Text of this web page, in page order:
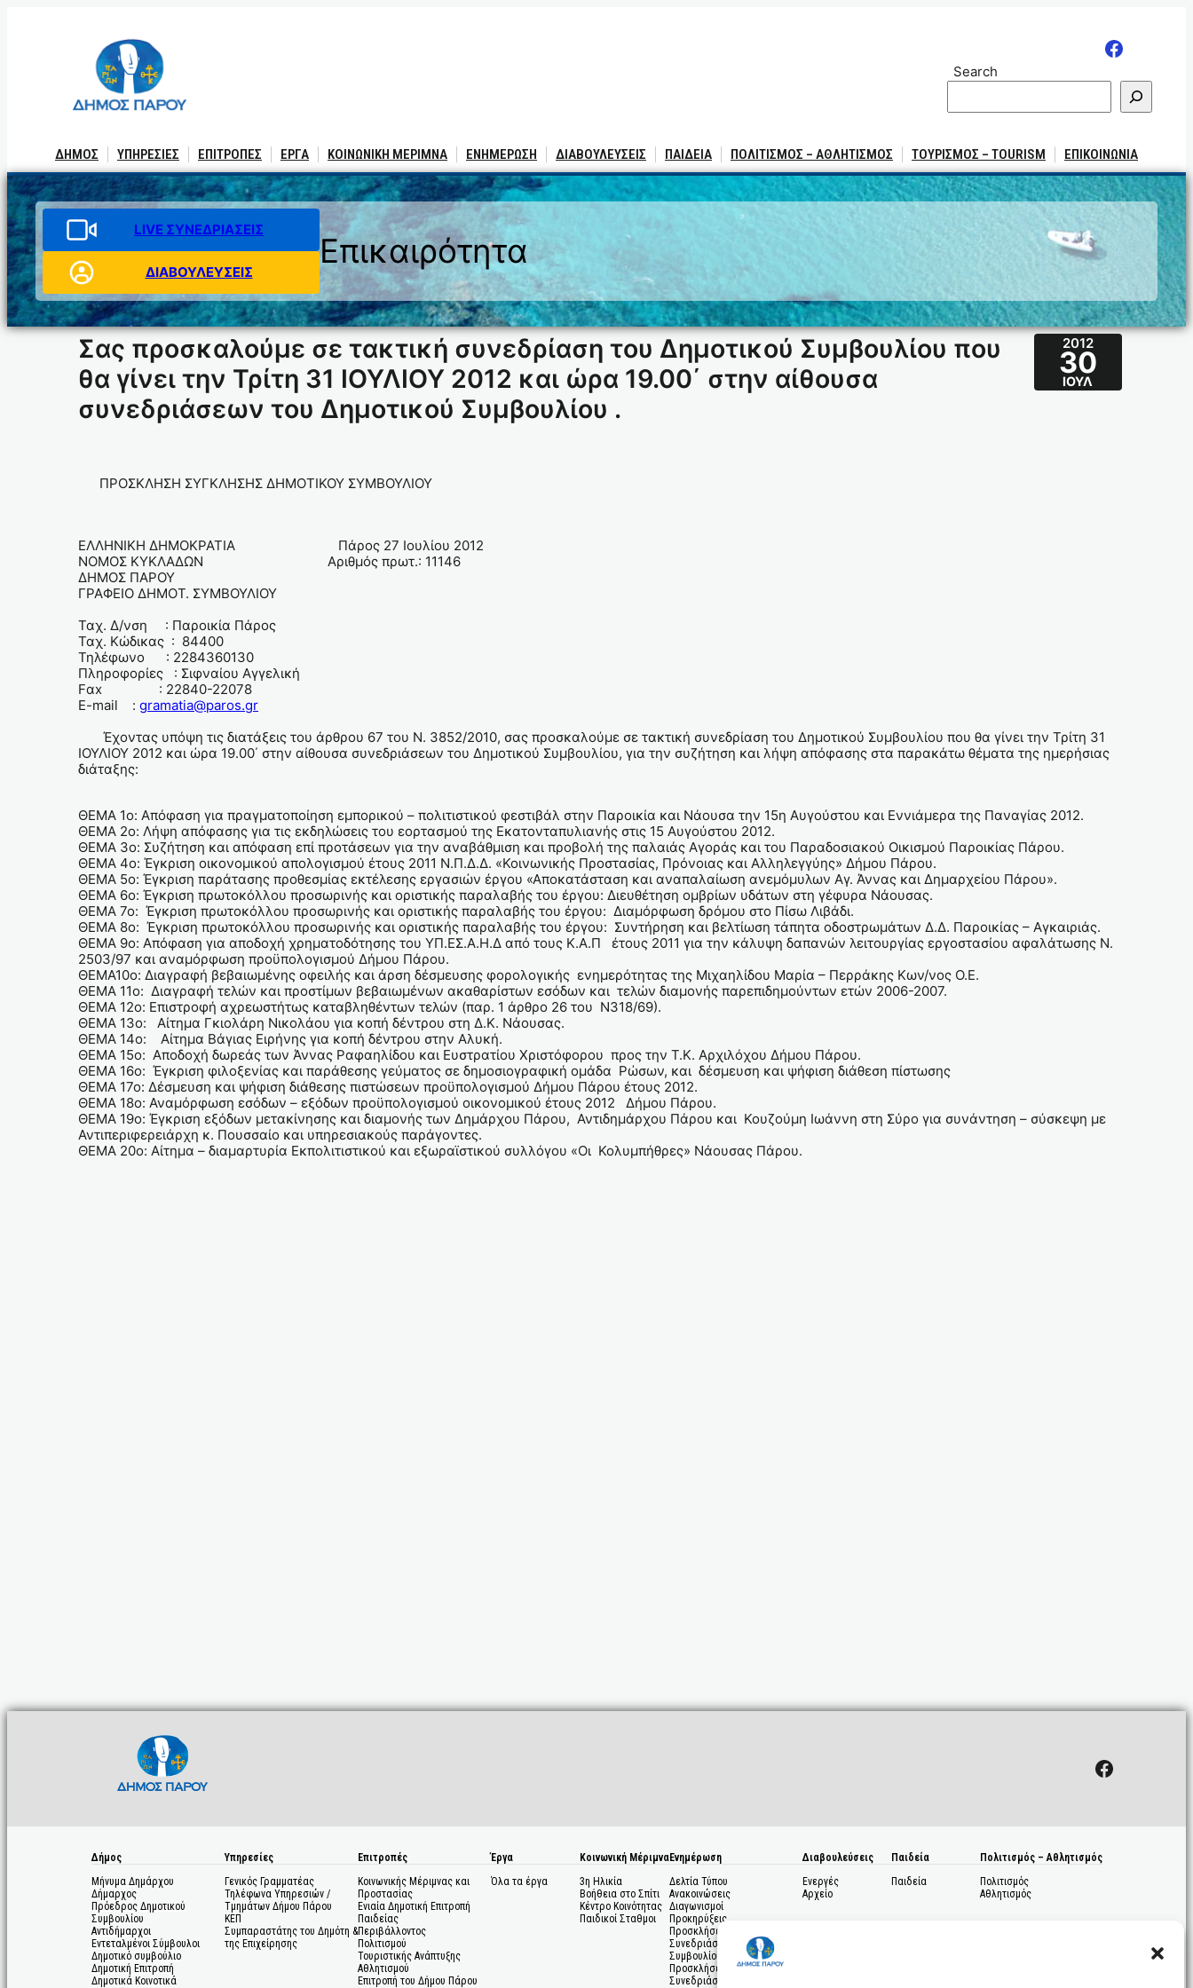
Search
ΔΗΜΟΣ ΥΠΗΡΕΣΙΕΣ ΕΠΙΤΡΟΠΕΣ ΕΡΓΑ ΚΟΙΝΩΝΙΚΗ ΜΕΡΙΜΝΑ ΕΝΗΜΕΡΩΣΗ ΔΙΑΒΟΥΛΕΥΣΕΙΣ ΠΑΙΔΕΙΑ ΠΟΛΙΤΙΣΜΟΣ – ΑΘΛΗΤΙΣΜΟΣ ΤΟΥΡΙΣΜΟΣ – TOURISM ΕΠΙΚΟΙΝΩΝΙΑ
LIVE ΣΥΝΕΔΡΙΑΣΕΙΣ
ΔΙΑΒΟΥΛΕΥΣΕΙΣ
Επικαιρότητα
Σας προσκαλούμε σε τακτική συνεδρίαση του Δημοτικού Συμβουλίου που
θα γίνει την Τρίτη 31 ΙΟΥΛΙΟΥ 2012 και ώρα 19.00΄ στην αίθουσα
συνεδριάσεων του Δημοτικού Συμβουλίου .
2012
30
ΙΟΎΛ
ΠΡΟΣΚΛΗΣΗ ΣΥΓΚΛΗΣΗΣ ΔΗΜΟΤΙΚΟΥ ΣΥΜΒΟΥΛΙΟΥ
ΕΛΛΗΝΙΚΗ ΔΗΜΟΚΡΑΤΙΑ Πάρος 27 Ιουλίου 2012
ΝΟΜΟΣ ΚΥΚΛΑΔΩΝ Αριθμός πρωτ.: 11146
ΔΗΜΟΣ ΠΑΡΟΥ
ΓΡΑΦΕΙΟ ΔΗΜΟΤ. ΣΥΜΒΟΥΛΙΟΥ
Ταχ. Δ/νση : Παροικία Πάρος
Ταχ. Κώδικας : 84400
Τηλέφωνο : 2284360130
Πληροφορίες : Σιφναίου Αγγελική
Fαx : 22840-22078
E-mail : gramatia@paros.gr
Έχοντας υπόψη τις διατάξεις του άρθρου 67 του Ν. 3852/2010, σας προσκαλούμε σε τακτική συνεδρίαση του Δημοτικού Συμβουλίου που θα γίνει την Τρίτη 31
ΙΟΥΛΙΟΥ 2012 και ώρα 19.00΄ στην αίθουσα συνεδριάσεων του Δημοτικού Συμβουλίου, για την συζήτηση και λήψη απόφασης στα παρακάτω θέματα της ημερήσιας
διάταξης:
ΘΕΜΑ 1ο: Απόφαση για πραγματοποίηση εμπορικού – πολιτιστικού φεστιβάλ στην Παροικία και Νάουσα την 15η Αυγούστου και Εννιάμερα της Παναγίας 2012.
ΘΕΜΑ 2ο: Λήψη απόφασης για τις εκδηλώσεις του εορτασμού της Εκατονταπυλιανής στις 15 Αυγούστου 2012.
ΘΕΜΑ 3ο: Συζήτηση και απόφαση επί προτάσεων για την αναβάθμιση και προβολή της παλαιάς Αγοράς και του Παραδοσιακού Οικισμού Παροικίας Πάρου.
ΘΕΜΑ 4ο: Έγκριση οικονομικού απολογισμού έτους 2011 Ν.Π.Δ.Δ. «Κοινωνικής Προστασίας, Πρόνοιας και Αλληλεγγύης» Δήμου Πάρου.
ΘΕΜΑ 5ο: Έγκριση παράτασης προθεσμίας εκτέλεσης εργασιών έργου «Αποκατάσταση και αναπαλαίωση ανεμόμυλων Αγ. Άννας και Δημαρχείου Πάρου».
ΘΕΜΑ 6ο: Έγκριση πρωτοκόλλου προσωρινής και οριστικής παραλαβής του έργου: Διευθέτηση ομβρίων υδάτων στη γέφυρα Νάουσας.
ΘΕΜΑ 7ο: Έγκριση πρωτοκόλλου προσωρινής και οριστικής παραλαβής του έργου: Διαμόρφωση δρόμου στο Πίσω Λιβάδι.
ΘΕΜΑ 8ο: Έγκριση πρωτοκόλλου προσωρινής και οριστικής παραλαβής του έργου: Συντήρηση και βελτίωση τάπητα οδοστρωμάτων Δ.Δ. Παροικίας – Αγκαιριάς.
ΘΕΜΑ 9ο: Απόφαση για αποδοχή χρηματοδότησης του ΥΠ.ΕΣ.Α.Η.Δ από τους Κ.Α.Π έτους 2011 για την κάλυψη δαπανών λειτουργίας εργοστασίου αφαλάτωσης Ν.
2503/97 και αναμόρφωση προϋπολογισμού Δήμου Πάρου.
ΘΕΜΑ10ο: Διαγραφή βεβαιωμένης οφειλής και άρση δέσμευσης φορολογικής ενημερότητας της Μιχαηλίδου Μαρία – Περράκης Κων/νος Ο.Ε.
ΘΕΜΑ 11ο: Διαγραφή τελών και προστίμων βεβαιωμένων ακαθαρίστων εσόδων και τελών διαμονής παρεπιδημούντων ετών 2006-2007.
ΘΕΜΑ 12ο: Επιστροφή αχρεωστήτως καταβληθέντων τελών (παρ. 1 άρθρο 26 του Ν318/69).
ΘΕΜΑ 13ο: Αίτημα Γκιολάρη Νικολάου για κοπή δέντρου στη Δ.Κ. Νάουσας.
ΘΕΜΑ 14ο: Αίτημα Βάγιας Ειρήνης για κοπή δέντρου στην Αλυκή.
ΘΕΜΑ 15ο: Αποδοχή δωρεάς των Άννας Ραφαηλίδου και Ευστρατίου Χριστόφορου προς την Τ.Κ. Αρχιλόχου Δήμου Πάρου.
ΘΕΜΑ 16ο: Έγκριση φιλοξενίας και παράθεσης γεύματος σε δημοσιογραφική ομάδα Ρώσων, και δέσμευση και ψήφιση διάθεση πίστωσης
ΘΕΜΑ 17ο: Δέσμευση και ψήφιση διάθεσης πιστώσεων προϋπολογισμού Δήμου Πάρου έτους 2012.
ΘΕΜΑ 18ο: Αναμόρφωση εσόδων – εξόδων προϋπολογισμού οικονομικού έτους 2012 Δήμου Πάρου.
ΘΕΜΑ 19ο: Έγκριση εξόδων μετακίνησης και διαμονής των Δημάρχου Πάρου, Αντιδημάρχου Πάρου και Κουζούμη Ιωάννη στη Σύρο για συνάντηση – σύσκεψη με
Αντιπεριφερειάρχη κ. Πουσσαίο και υπηρεσιακούς παράγοντες.
ΘΕΜΑ 20ο: Αίτημα – διαμαρτυρία Εκπολιτιστικού και εξωραϊστικού συλλόγου «Οι Κολυμπήθρες» Νάουσας Πάρου.
Facebook
Δήμος
Μήνυμα Δημάρχου
Δήμαρχος
Πρόεδρος Δημοτικού
Συμβουλίου
Αντιδήμαρχοι
Εντεταλμένοι Σύμβουλοι
Δημοτικό συμβούλιο
Δημοτική Επιτροπή
Δημοτικά Κοινοτικά
Υπηρεσίες
Γενικός Γραμματέας
Τηλέφωνα Υπηρεσιών /
Τμημάτων Δήμου Πάρου
ΚΕΠ
Συμπαραστάτης του Δημότη &
της Επιχείρησης
Επιτροπές
Κοινωνικής Μέριμνας και
Προστασίας
Ενιαία Δημοτική Επιτροπή
Παιδείας
Περιβάλλοντος
Πολιτισμού
Τουριστικής Ανάπτυξης
Αθλητισμού
Επιτροπή του Δήμου Πάρου
Έργα
Όλα τα έργα
Κοινωνική Μέριμνα
3η Ηλικία
Βοήθεια στο Σπίτι
Κέντρο Κοινότητας
Παιδικοί Σταθμοι
Ενημέρωση
Δελτία Τύπου
Ανακοινώσεις
Διαγωνισμοί
Προκηρύξεις
Προσκλήσεις σε
Συνεδριάσεις Δημοτικού
Συμβουλίου
Προσκλήσεις σε
Συνεδριάσεις Δημοτικής
Διαβουλεύσεις
Ενεργές
Αρχείο
Παιδεία
Παιδεία
Πολιτισμός – Αθλητισμός
Πολιτισμός
Αθλητισμός